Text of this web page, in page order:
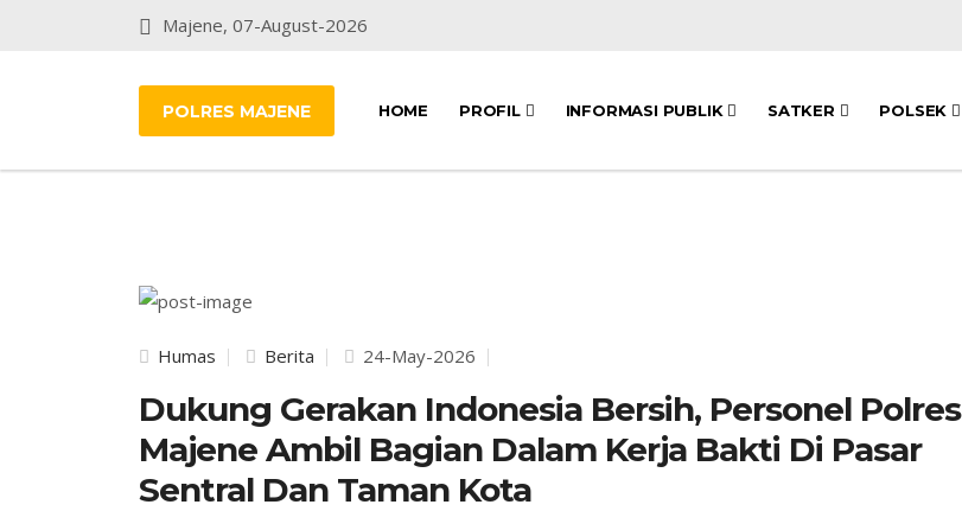
Majene, 07-August-2026
POLRES MAJENE HOME PROFIL INFORMASI PUBLIK SATKER POLSEK
Humas Berita 24-May-2026
Dukung Gerakan Indonesia Bersih, Personel Polres
Majene Ambil Bagian Dalam Kerja Bakti Di Pasar
Sentral Dan Taman Kota